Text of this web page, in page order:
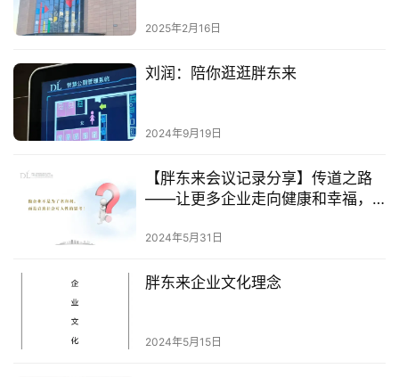
2025年2月16日
刘润：陪你逛逛胖东来
2024年9月19日
【胖东来会议记录分享】传道之路
——让更多企业走向健康和幸福，
2024年5月31日
胖东来企业文化理念
2024年5月15日